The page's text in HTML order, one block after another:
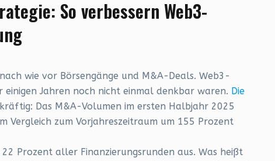
So verbessern Web3-
wie vor Börsengänge und M&A-Deals. Web3-
Jahren noch nicht einmal denkbar waren. Die
Das M&A-Volumen im ersten Halbjahr 2025
Vergleich zum Vorjahreszeitraum um 155 Prozent
Prozent aller Finanzierungsrunden aus. Was heißt